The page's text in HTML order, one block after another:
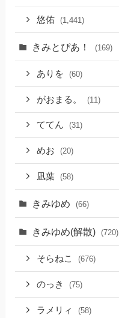
悠佑 (1,441)
きみとぴあ！ (169)
ありを (60)
がおまる。 (11)
ててん (31)
めお (20)
凪葉 (58)
きみゆめ (66)
きみゆめ(解散) (720)
そらねこ (676)
のっき (75)
ラメリィ (58)